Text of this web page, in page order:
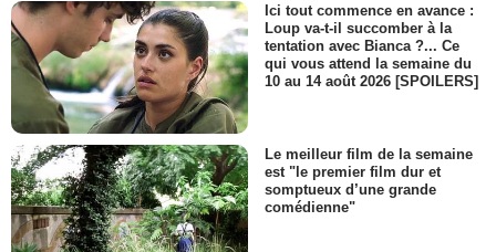
Ici tout commence en avance :
Loup va-t-il succomber à la
tentation avec Bianca ?... Ce
qui vous attend la semaine du
10 au 14 août 2026 [SPOILERS]
Le meilleur film de la semaine
est "le premier film dur et
somptueux d’une grande
comédienne"